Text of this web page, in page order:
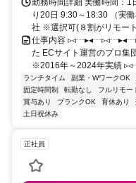
勤務時間詳細 実働時間：1
り20日 9:30～18:30 （実
社 ※選択可(８割がリモー
仕事内容
た ECサイト運営のプロ集
※2016年～2024年実績
ランチタイム 副業・WワークOK
固定時間制
転勤なし フルリモー
賞与あり
ブランクOK 育休あり
土日祝休み
正社員